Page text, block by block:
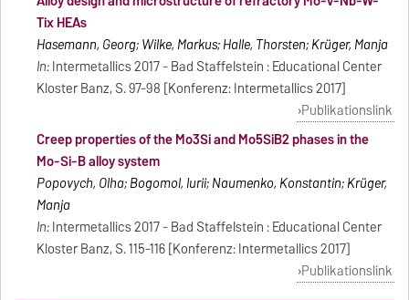
Tix HEAs
Hasemann, Georg; Wilke, Markus; Halle, Thorsten; Krüger, Manja
In:Intermetallics 2017 - Bad Staffelstein : Educational Center
Kloster Banz, S. 97-98 [Konferenz: Intermetallics 2017]
Publikationslink
Creep properties of the Mo3Si and Mo5SiB2 phases in the
Mo-Si-B alloy system
Popovych, Olha; Bogomol, Iurii; Naumenko, Konstantin; Krüger,
Manja
In:Intermetallics 2017 - Bad Staffelstein : Educational Center
Kloster Banz, S. 115-116 [Konferenz: Intermetallics 2017]
Publikationslink